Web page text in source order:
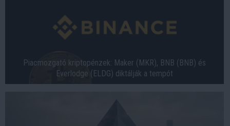
Piacmozgató kriptopénzek: Maker (MKR), BNB (BNB) és
Everlodge (ELDG) diktálják a tempót